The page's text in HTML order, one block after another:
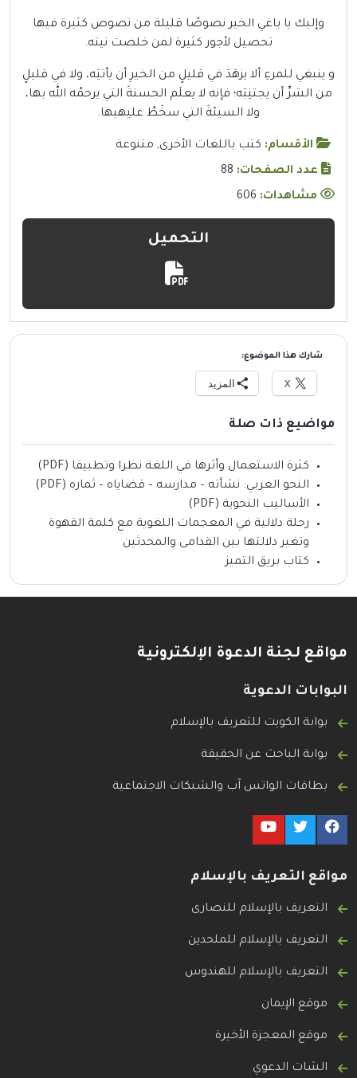
وإليك يا باغي الخير نصوصًا قليلة من نصوص كثيرة فيها
تحصيل لأجور كثيرة لمن خلصت نيته.
و ينبغي للمرءِ ألا يزهَدَ في قليلٍ من الخيرِ أن يأتيَه، ولا في قليلٍ
من الشرِّ أن يجتنِبَه؛ فإنه لا يعلَم الحسنةَ التي يرحمُه الله بها،
ولا السيئةَ التي سخَطُ عليهبها.
الأقسام: كتب باللغات الأخرى, متنوعة
عدد الصفحات: 88
مشاهدات:
التحميل
شارك هذا الموضوع:
X المزيد
مواضيع ذات صلة
كثرة الاستعمال وأثرها في اللغة نظرا وتطبيقا (PDF)
النحو العربي: نشأته – مدارسه – قضاياه – ثماره (PDF)
الأساليب النحوية (PDF)
رحلة دلالية في المعجمات اللغوية مع كلمة القهوة
وتغير دلالتها بين القدامى والمحدثين
كتاب بريق التميز
مواقع لجنة الدعوة الإلكترونية
البوابات الدعوية
بوابة الكويت للتعريف بالإسلام
بوابة الباحث عن الحقيقة
بطاقات الواتس آب والشبكات الاجتماعية
مواقع التعريف بالإسلام
التعريف بالإسلام للنصارى
التعريف بالإسلام للملحدين
التعريف بالإسلام للهندوس
موقع الإيمان
موقع المعجزة الأخيرة
الشات الدعوي